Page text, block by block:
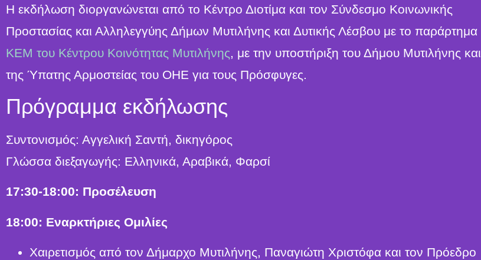
Η εκδήλωση διοργανώνεται από το Κέντρο Διοτίμα και τον Σύνδεσμο Κοινωνικής
Προστασίας και Αλληλεγγύης Δήμων Μυτιλήνης και Δυτικής Λέσβου με το παράρτημα
ΚΕΜ του Κέντρου Κοινότητας Μυτιλήνης, με την υποστήριξη του Δήμου Μυτιλήνης και
της Ύπατης Αρμοστείας του ΟΗΕ για τους Πρόσφυγες.
Πρόγραμμα εκδήλωσης
Συντονισμός: Αγγελική Σαντή, δικηγόρος
Γλώσσα διεξαγωγής: Ελληνικά, Αραβικά, Φαρσί
17:30-18:00: Προσέλευση
18:00: Εναρκτήριες Ομιλίες
Χαιρετισμός από τον Δήμαρχο Μυτιλήνης, Παναγιώτη Χριστόφα και τον Πρόεδρο